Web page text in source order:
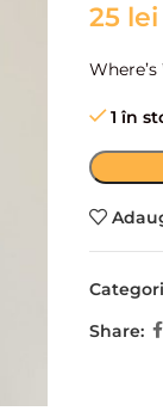
25 lei
1 în
Share: